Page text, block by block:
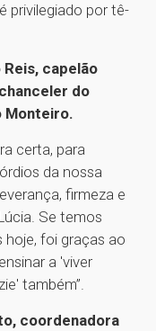
privilegiado por tê-
capelão
do
Monteiro.
certa, para
da nossa
firmeza e
Se temos
foi graças ao
a 'viver
também”.
coordenadora